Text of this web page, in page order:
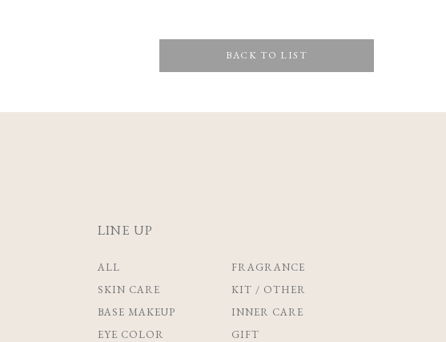
BACK TO LIST
LINE UP
ALL
SKIN CARE
BASE MAKEUP
EYE COLOR
FRAGRANCE
KIT / OTHER
INNER CARE
GIFT